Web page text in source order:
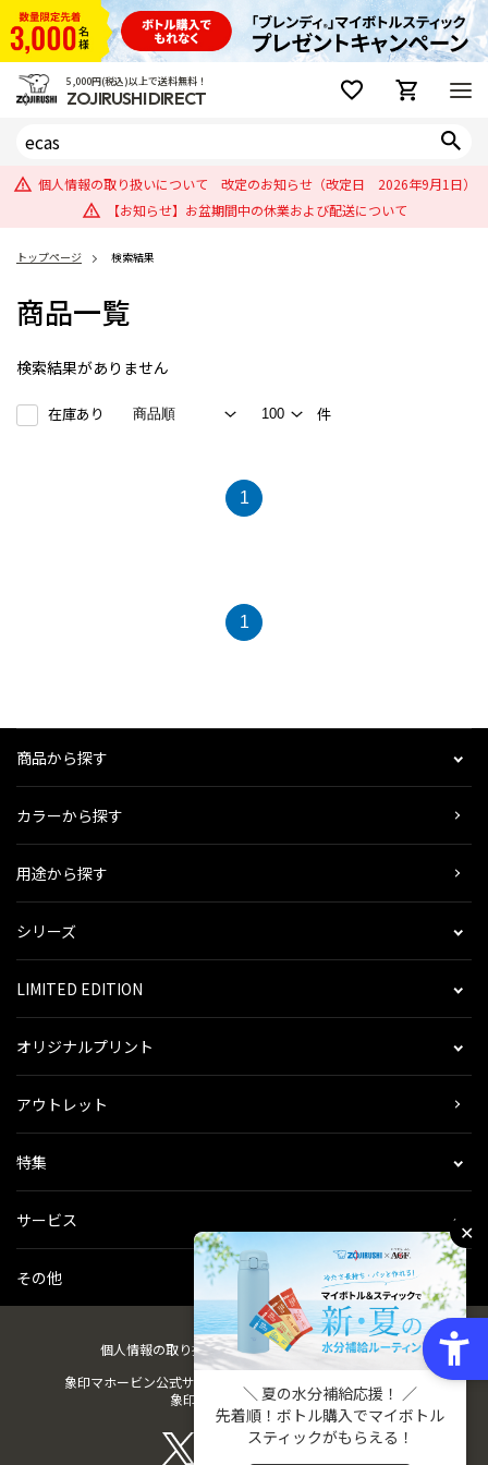
5,000円(税込)以上で送料無料！
ZOJIRUSHI DIRECT
個人情報の取り扱いについて 改定のお知らせ（改定日 2026年9月1日）
【お知らせ】お盆期間中の休業および配送について
トップページ 検索結果
商品一覧
検索結果がありません
在庫あり 件
1
1
商品から探す
カラーから探す
用途から探す
シリーズ
LIMITED EDITION
オリジナルプリント
アウトレット
特集
サービス
その他
個人情報の取り扱い会社概要ご利用規約会員規約
象印マホービン公式サイト
象印パーツダイレクト
✕
＼ 夏の水分補給応援！ ／
先着順！ボトル購入でマイボトル
スティックがもらえる！